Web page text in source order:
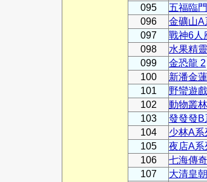
095
五福臨
096
金礦山A
097
戰神6人
098
水果精靈
099
金恐龍 2
100
新潘金
101
野蠻遊
102
動物叢
103
發發發B
104
少林A系
105
夜店A系
106
七海傳
107
大清皇